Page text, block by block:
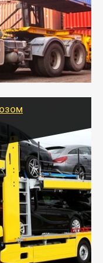
специальном
качественно и
порта
кузовах),
– это
несколько
в другой
доставку